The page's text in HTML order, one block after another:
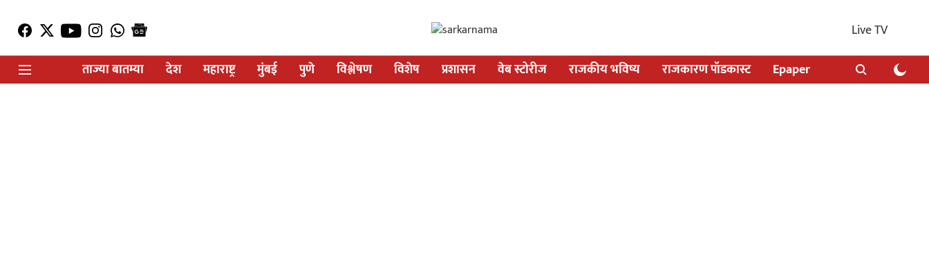
Live TV
ताज्या बातम्या
देश महाराष्ट्र मुंबई पुणे विश्लेषण विशेष प्रशासन वेब स्टोरीज राजकीय भविष्य राजकारण पॉडकास्ट Epaper